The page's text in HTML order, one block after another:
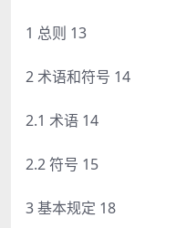
1 总则 13
2 术语和符号 14
2.1 术语 14
2.2 符号 15
3 基本规定 18